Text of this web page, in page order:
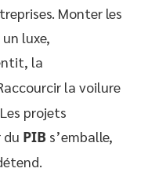
Monter les
luxe,
la
la voilure
projets
du PIB s’emballe,